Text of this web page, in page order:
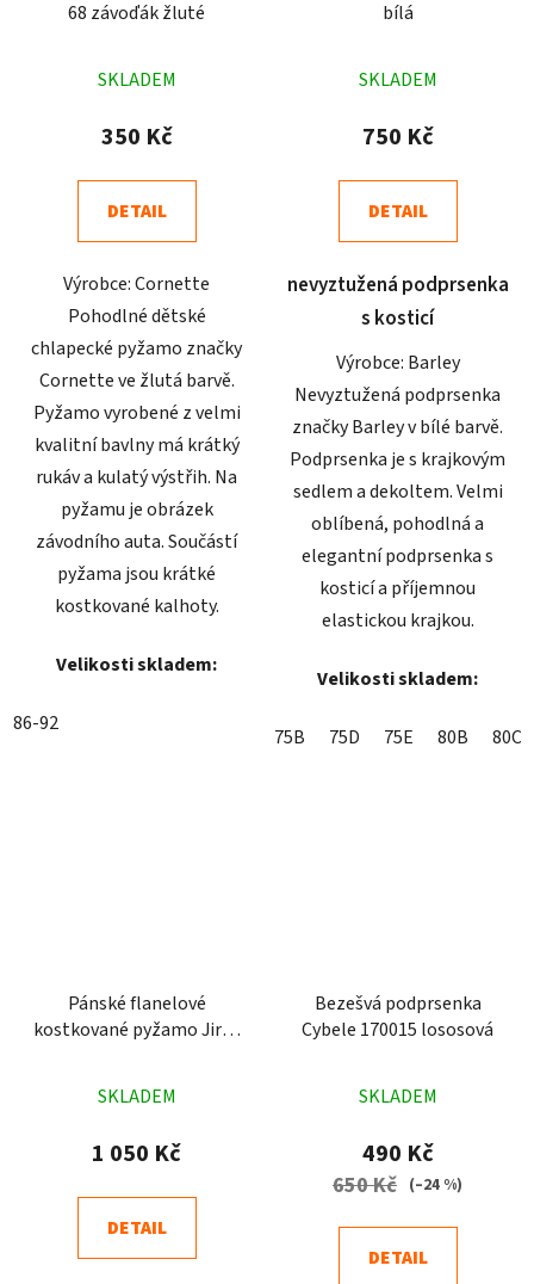
68 závoďák žluté
hodnocení
produktu
4,9
z
hvězdiček.
SKLADEM
350 Kč
DETAIL
Výrobce: Cornette
Pohodlné dětské
chlapecké pyžamo značky
Cornette ve žlutá barvě.
Pyžamo vyrobené z velmi
kvalitní bavlny má krátký
rukáv a kulatý výstřih. Na
pyžamu je obrázek
závodního auta. Součástí
pyžama jsou krátké
kostkované kalhoty.
Velikosti skladem:
86-92
bílá
hodnocení
produktu
5,0
z
hvězdiček.
SKLADEM
750 Kč
DETAIL
nevyztužená podprsenka
s kosticí
Výrobce: Barley
Nevyztužená podprsenka
značky Barley v bílé barvě.
Podprsenka je s krajkovým
sedlem a dekoltem. Velmi
oblíbená, pohodlná a
elegantní podprsenka s
kosticí a příjemnou
elastickou krajkou.
Velikosti skladem:
75B 75D 75E 80B 80C
Pánské flanelové
kostkované pyžamo Jirka
hodnocení
produktu
4,7
z
SKLADEM
1 050 Kč
DETAIL
Bezešvá podprsenka
Cybele 170015 lososová
hodnocení
produktu
je
z
5
SKLADEM
490 Kč
650 Kč (–24 %)
DETAIL